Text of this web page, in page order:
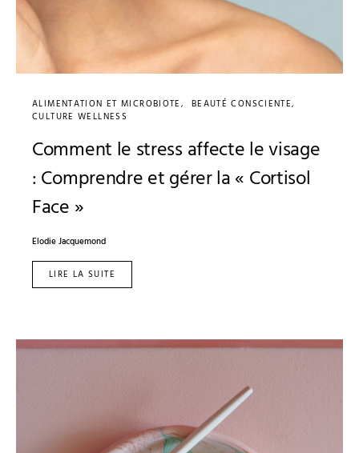
ALIMENTATION ET MICROBIOTE
BEAUTÉ CONSCIENTE
CULTURE WELLNESS
Comment le stress affecte le visage
: Comprendre et gérer la « Cortisol
Face »
Elodie Jacquemond
LIRE LA SUITE